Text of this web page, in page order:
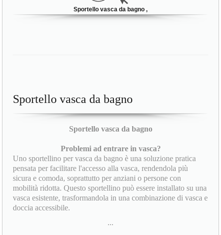
Sportello vasca da bagno ,
Sportello vasca da bagno
Sportello vasca da bagno
Problemi ad entrare in vasca?
Uno sportellino per vasca da bagno è una soluzione pratica
pensata per facilitare l'accesso alla vasca, rendendola più
sicura e comoda, soprattutto per anziani o persone con
mobilità ridotta. Questo sportellino può essere installato su una
vasca esistente, trasformandola in una combinazione di vasca e
doccia accessibile.
...